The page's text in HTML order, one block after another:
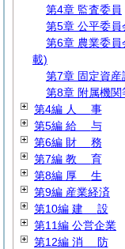
第4章 監査委員
第5章 公平委員
第6章 農業委
載)
第7章 固定資
第8章 附属機関
第4編 人 事
第5編 給 与
第6編 財 務
第7編 教 育
第8編 厚 生
第9編 産業経済
第10編 建 設
第11編 公営企業
第12編 消 防